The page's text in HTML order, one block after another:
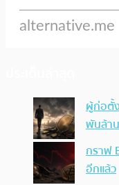
ผู้ก่อตั้
พันล้า
กราฟ
อีกแล้ว